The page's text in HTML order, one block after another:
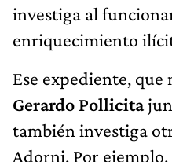
investiga al
enriquecimiento
Ese expediente, que
Gerardo Pollicita
también investiga
Adorni. Por ejemplo,